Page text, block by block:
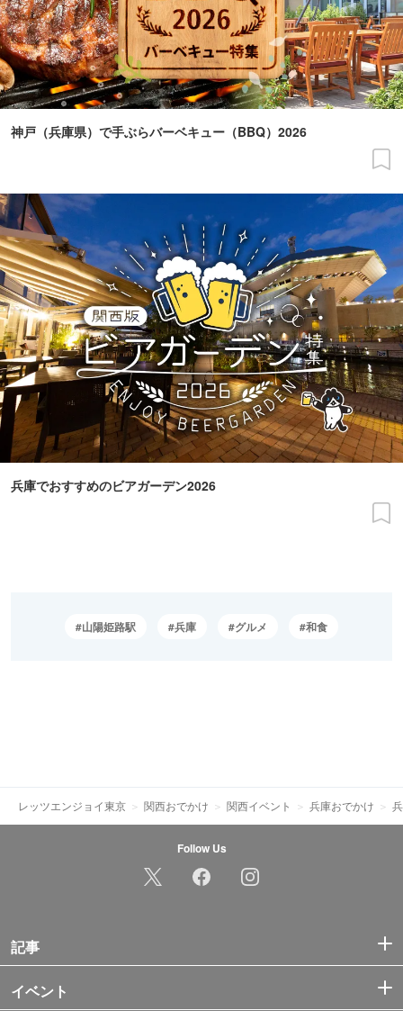
神戸（兵庫県）で手ぶらバーベキュー（BBQ）2026
兵庫でおすすめのビアガーデン2026
山陽姫路駅 兵庫 グルメ 和食
レッツエンジョイ東京 関西おでかけ 関西イベント 兵庫おでかけ
Follow Us
記事
イベント